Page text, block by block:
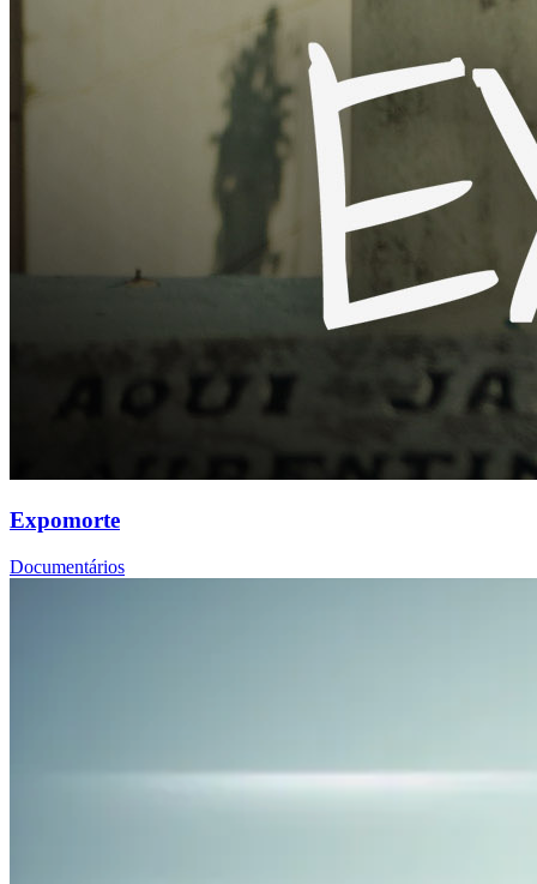
Expomorte
Documentários